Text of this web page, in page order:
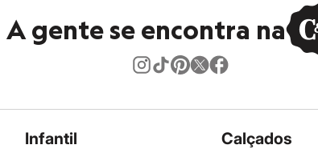
A gente se encontra na
Infantil Calçados